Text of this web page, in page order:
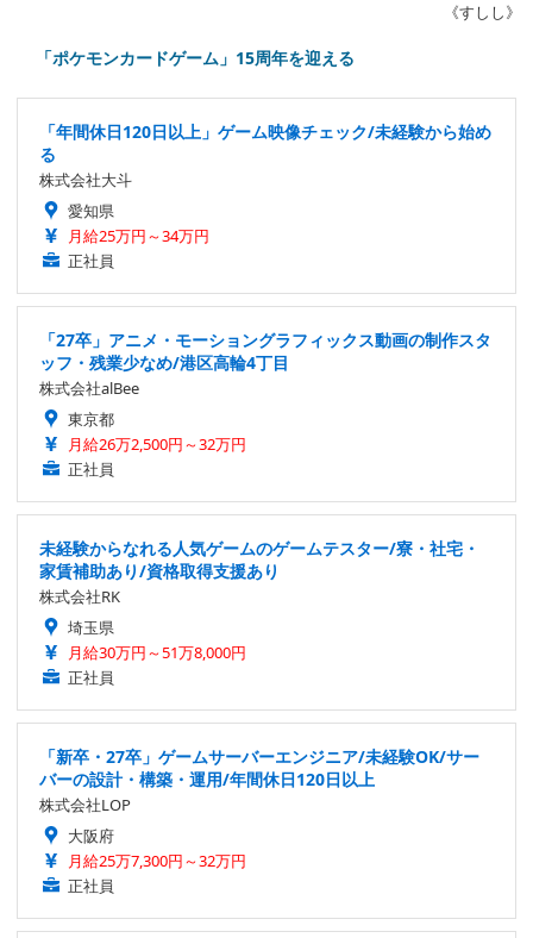
《すしし》
「ポケモンカードゲーム」15周年を迎える
「年間休日120日以上」ゲーム映像チェック/未経験から始め
る
株式会社大斗
愛知県
月給25万円～34万円
正社員
「27卒」アニメ・モーショングラフィックス動画の制作スタ
ッフ・残業少なめ/港区高輪4丁目
株式会社alBee
東京都
月給26万2,500円～32万円
正社員
未経験からなれる人気ゲームのゲームテスター/寮・社宅・
家賃補助あり/資格取得支援あり
株式会社RK
埼玉県
月給30万円～51万8,000円
正社員
「新卒・27卒」ゲームサーバーエンジニア/未経験OK/サー
バーの設計・構築・運用/年間休日120日以上
株式会社LOP
大阪府
月給25万7,300円～32万円
正社員